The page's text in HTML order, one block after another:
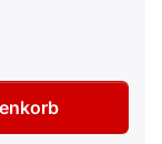
Planenlack